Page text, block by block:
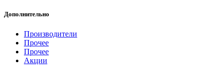
Дополнительно
Производители
Прочее
Прочее
Акции